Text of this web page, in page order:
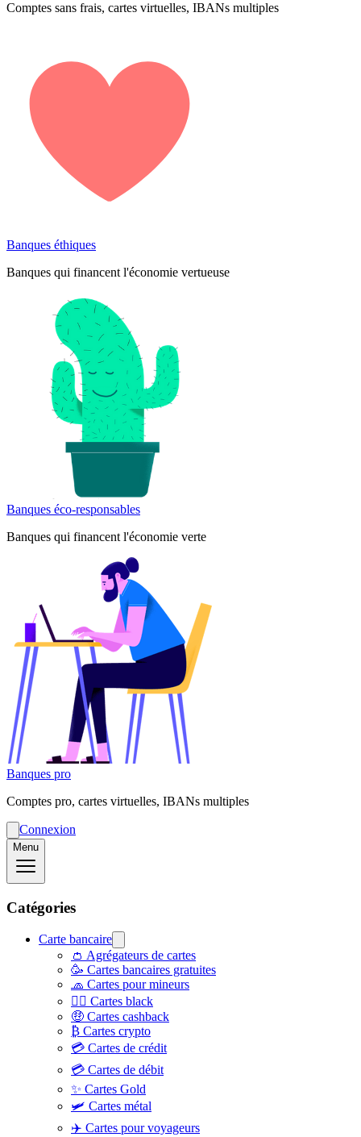
Comptes sans frais, cartes virtuelles, IBANs multiples
Banques éthiques
Banques qui financent l'économie vertueuse
Banques éco-responsables
Banques qui financent l'économie verte
Banques pro
Comptes pro, cartes virtuelles, IBANs multiples
Connexion
Menu
Catégories
Carte bancaire
👛 Agrégateurs de cartes
🥳 Cartes bancaires gratuites
🧢 Cartes pour mineurs
👨‍✈️ Cartes black
🤑 Cartes cashback
₿ Cartes crypto
💳 Cartes de crédit
💳 Cartes de débit
✨ Cartes Gold
🛩️ Cartes métal
✈️ Cartes pour voyageurs